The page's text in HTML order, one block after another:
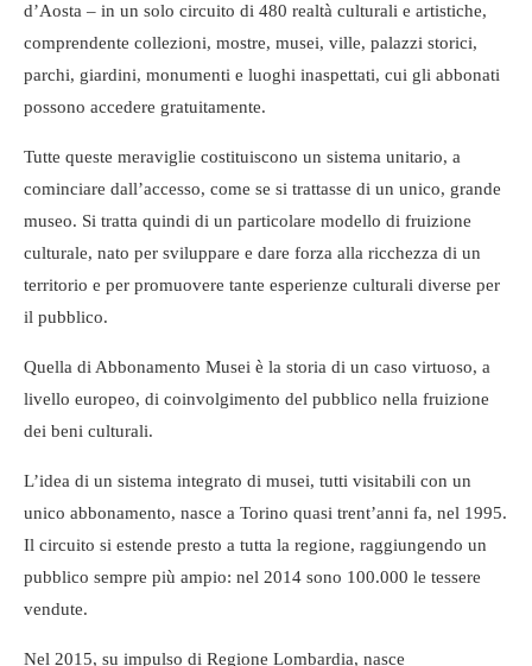
d’Aosta – in un solo circuito di 480 realtà culturali e artistiche,
comprendente collezioni, mostre, musei, ville, palazzi storici,
parchi, giardini, monumenti e luoghi inaspettati, cui gli abbonati
possono accedere gratuitamente.
Tutte queste meraviglie costituiscono un sistema unitario, a
cominciare dall’accesso, come se si trattasse di un unico, grande
museo. Si tratta quindi di un particolare modello di fruizione
culturale, nato per sviluppare e dare forza alla ricchezza di un
territorio e per promuovere tante esperienze culturali diverse per
il pubblico.
Quella di Abbonamento Musei è la storia di un caso virtuoso, a
livello europeo, di coinvolgimento del pubblico nella fruizione
dei beni culturali.
L’idea di un sistema integrato di musei, tutti visitabili con un
unico abbonamento, nasce a Torino quasi trent’anni fa, nel 1995.
Il circuito si estende presto a tutta la regione, raggiungendo un
pubblico sempre più ampio: nel 2014 sono 100.000 le tessere
vendute.
Nel 2015, su impulso di Regione Lombardia, nasce